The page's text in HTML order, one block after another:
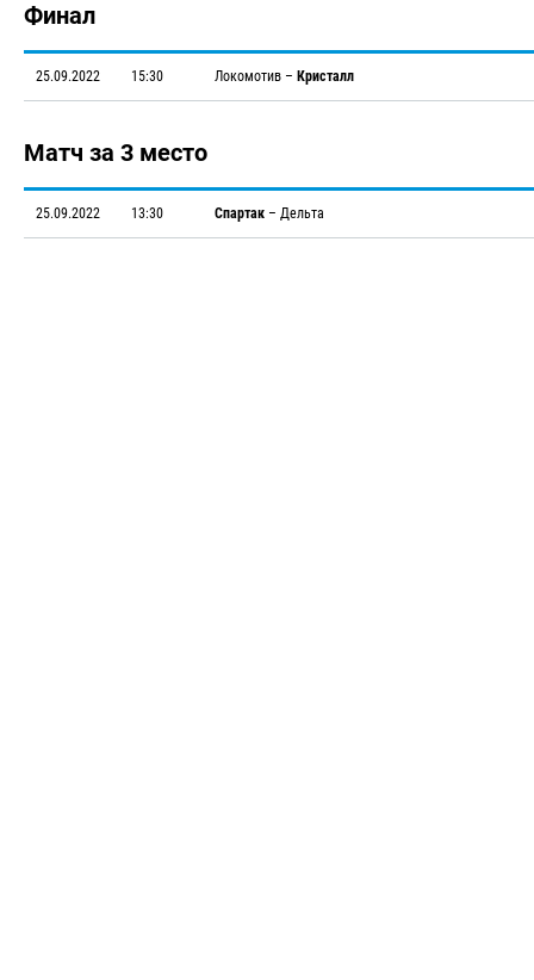
Финал
25.09.2022 15:30 Локомотив – Кристалл
Матч за 3 место
25.09.2022 13:30 Спартак – Дельта